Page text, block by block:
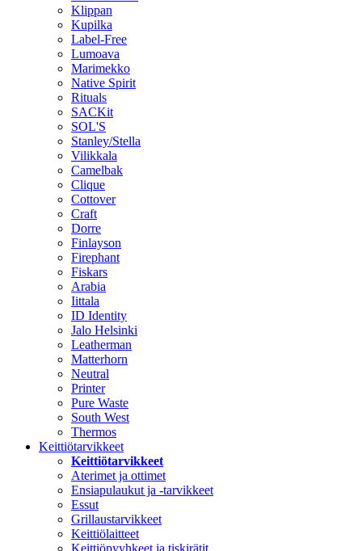
Klippan
Kupilka
Label-Free
Lumoava
Marimekko
Native Spirit
Rituals
SACKit
SOL'S
Stanley/Stella
Vilikkala
Camelbak
Clique
Cottover
Craft
Dorre
Finlayson
Firephant
Fiskars
Arabia
Iittala
ID Identity
Jalo Helsinki
Leatherman
Matterhorn
Neutral
Printer
Pure Waste
South West
Thermos
Keittiötarvikkeet
Keittiötarvikkeet
Aterimet ja ottimet
Ensiapulaukut ja -tarvikkeet
Essut
Grillaustarvikkeet
Keittiölaitteet
Keittiöpyyhkeet ja tiskirätit